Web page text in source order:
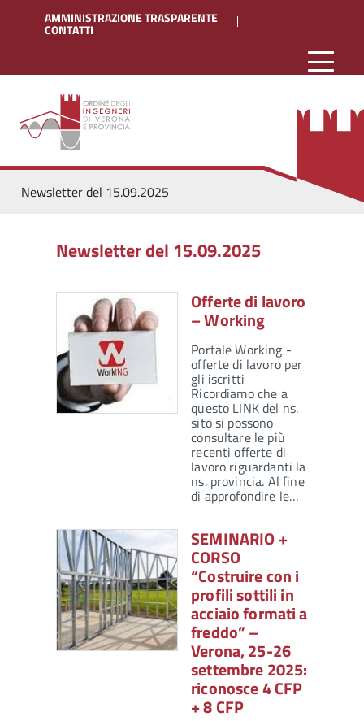
AMMINISTRAZIONE TRASPARENTE
CONTATTI
Newsletter del 15.09.2025
Newsletter del 15.09.2025
Offerte di lavoro
– Working
Portale Working -
offerte di lavoro per
gli iscritti
Ricordiamo che a
questo LINK del ns.
sito si possono
consultare le più
recenti offerte di
lavoro riguardanti la
ns. provincia. Al fine
di approfondire le…
SEMINARIO +
CORSO
“Costruire con i
profili sottili in
acciaio formati a
freddo” –
Verona, 25-26
settembre 2025:
riconosce 4 CFP
+ 8 CFP